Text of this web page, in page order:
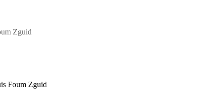
Zguid
Foum Zguid